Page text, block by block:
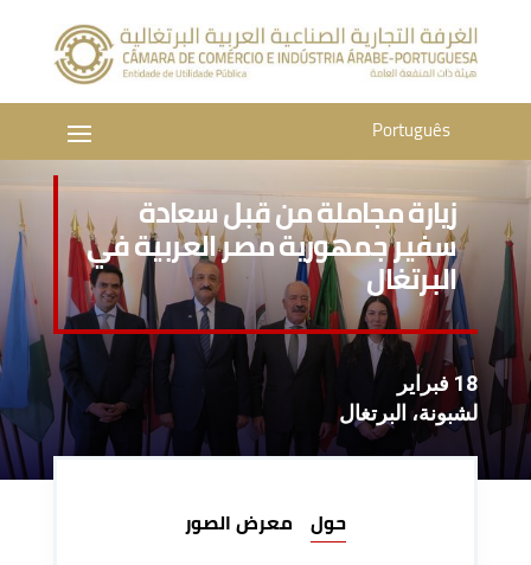
Português
زيارة مجاملة من قبل سعادة
سفير جمهورية مصر العربية في
البرتغال
18 فبراير
لشبونة، البرتغال
حول معرض الصور